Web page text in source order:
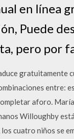
en línea
Puede
pero por
gratuitamente
entre:
aforo.
Willoughby
cuatro niños se